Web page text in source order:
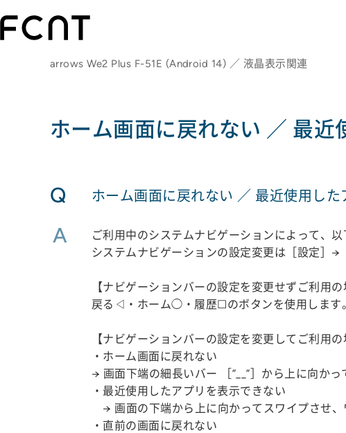
arrows We2 Plus F-51E (Android 14) ／ 液晶表示関連
ホーム画面に戻れない ／ 最
Q ホーム画面に戻れない ／ 最近使用し
A
ご利用中のシステムナビゲーションによって、
システムナビゲーションの設定変更は［設定］
【ナビゲーションバーの設定を変更せずご利
戻る◁・ホーム◯・履歴☐のボタンを使用します
【ナビゲーションバーの設定を変更してご利用
・ホーム画面に戻れない
→ 画面下端の細長いバー ［”__”］から上に向かっ
・最近使用したアプリを表示できない
→ 画面の下端から上に向かってスワイプさせ、
・直前の画面に戻れない